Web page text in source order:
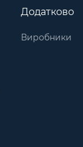
Додатково
Виробники